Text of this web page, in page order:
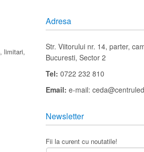
limitari,
Adresa
Str. Viitorului nr. 14, parter,
Bucuresti, Sector 2
Tel: 0722 232 810
Email: e-mail:
Newsletter
Fii la curent cu noutatile!